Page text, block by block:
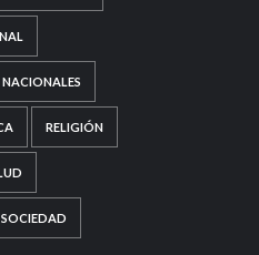
NACIONALES
RELIGIÓN
SOCIEDAD